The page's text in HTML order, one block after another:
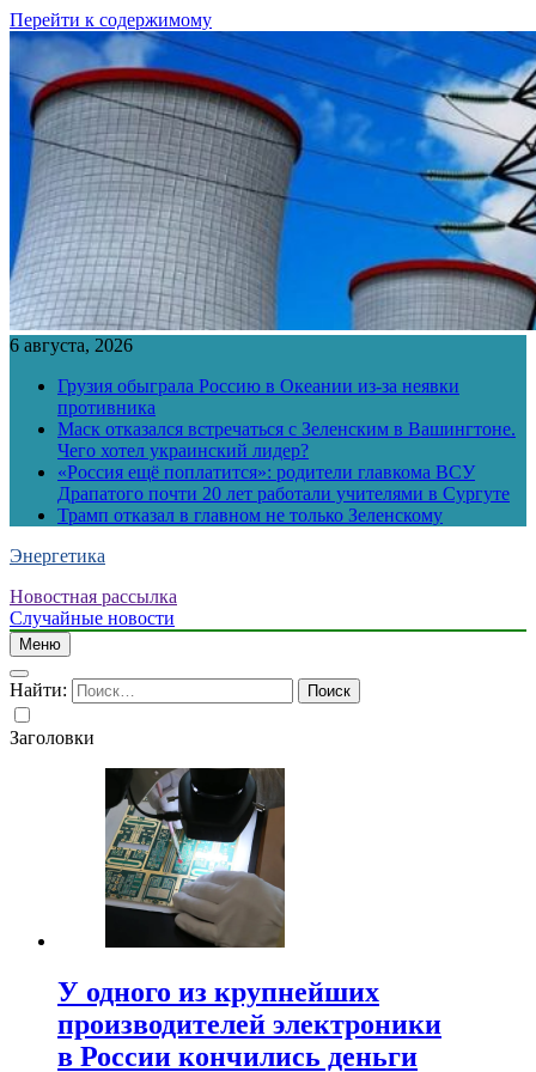
Перейти к содержимому
6 августа, 2026
Грузия обыграла Россию в Океании из-за неявки
противника
Маск отказался встречаться с Зеленским в Вашингтоне.
Чего хотел украинский лидер?
«Россия ещё поплатится»: родители главкома ВСУ
Драпатого почти 20 лет работали учителями в Сургуте
Трамп отказал в главном не только Зеленскому
Энергетика
Новостная рассылка
Случайные новости
Меню
Найти:
Заголовки
У одного из крупнейших
производителей электроники
в России кончились деньги